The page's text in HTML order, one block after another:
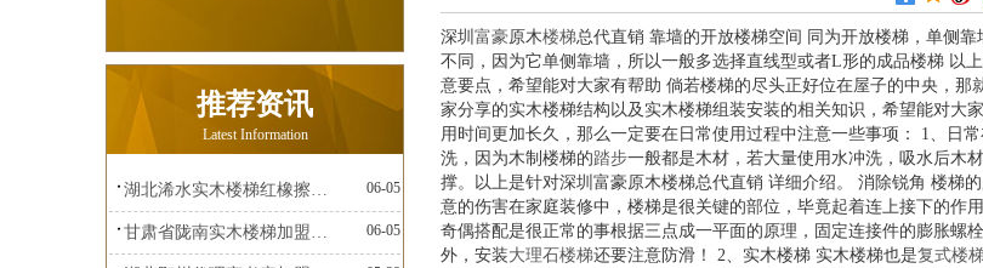
推荐资讯
Latest Information
湖北浠水实木楼梯红橡擦金富豪楼梯 06-05
甘肃省陇南实木楼梯加盟富豪楼梯 06-05
深圳 富豪原木楼梯总代直销 靠墙的开放楼梯空间 同为开放楼梯，单侧
不同，因为它单侧靠墙，所以一般多选择直线型或者L形的成品楼梯 以
意要点，希望能对大家有帮助 倘若楼梯的尽头正好位在屋子的中央，
家分享的实木楼梯结构以及实木楼梯组装安装的相关知识，希望能对大
用时间更加长久，那么一定要在日常使用过程中注意一些事项： 1、日
洗，因为木制楼梯的踏步一般都是木材，若大量使用水冲洗，吸水后木
撑。以上是针对深圳富豪原木楼梯总代直销 详细介绍。 消除锐角 楼梯
意的伤害在家庭装修中，楼梯是很关键的部位，毕竟起着连上接下的作用
奇偶搭配是很正常的事根据三点成一平面的原理，固定连接件的膨胀螺
外，安装大理石楼梯还要注意防滑！ 2、实木楼梯 实木楼梯也是复式楼